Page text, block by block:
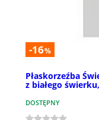
-16%
Płaskorzeźba
z białego
DOSTĘPNY